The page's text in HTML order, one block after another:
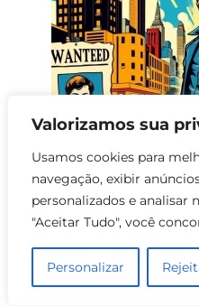
Valorizamos sua
Usamos cookies para
navegação, exibir
personalizados e analisar
"Aceitar Tudo", você
Personalizar
6 Filmes de Ação
Criminosos
67